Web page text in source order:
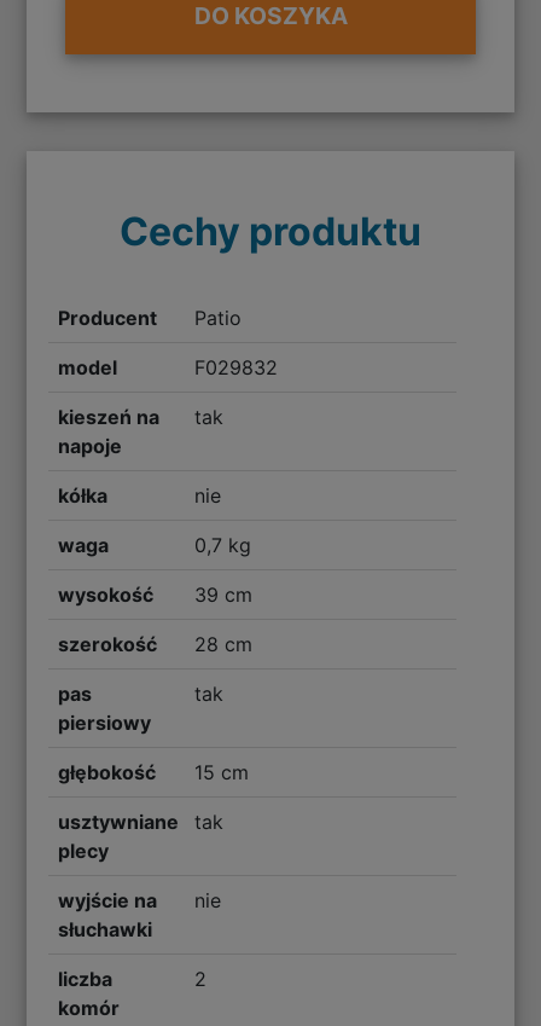
DO KOSZYKA
Cechy produktu
Producent Patio
model F029832
kieszeń na
napoje
tak
kółka nie
waga 0,7 kg
wysokość 39 cm
szerokość 28 cm
pas
piersiowy
tak
głębokość 15 cm
usztywniane
plecy
tak
wyjście na
słuchawki
nie
liczba
komór
2